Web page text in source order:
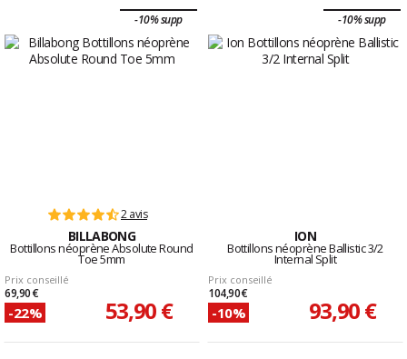
-10% supp
2 avis
BILLABONG
Bottillons néoprène Absolute Round
Toe 5mm
Prix conseillé
69,90 €
-22% 53,90 €
-10% supp
ION
Bottillons néoprène Ballistic 3/2
Internal Split
Prix conseillé
104,90 €
-10% 93,90 €